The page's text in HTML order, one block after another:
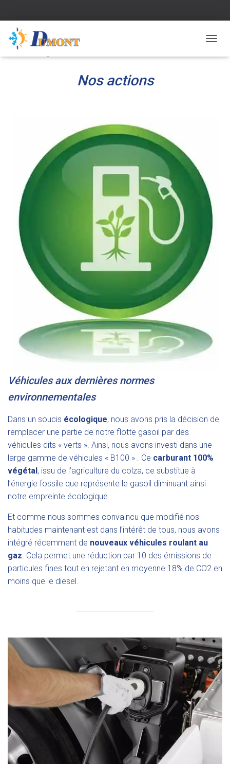
É
I
O
Transport durable
Nos actions
Véhicules aux dernières normes
environnementales
Dans un soucis écologique, nous avons pris la décision de
remplacer une partie de notre flotte gasoil par des
véhicules dits « verts ». Ainsi, nous avons investi dans une
large gamme de véhicules « B100 » . Ce carburant 100%
végétal, issu de l’agriculture du colza, ce substitue à
l’énergie fossile que représente le gasoil diminuant ainsi
notre empreinte écologique.
Et comme nous sommes convaincu que modifié nos
habitudes maintenant est dans l’intérêt de tous, nous avons
intégré récemment de nouveaux véhicules roulant au
gaz. Cela permet une réduction par 10 des émissions de
particules fines tout en rejetant en moyenne 18% de CO2 en
moins que le diesel.